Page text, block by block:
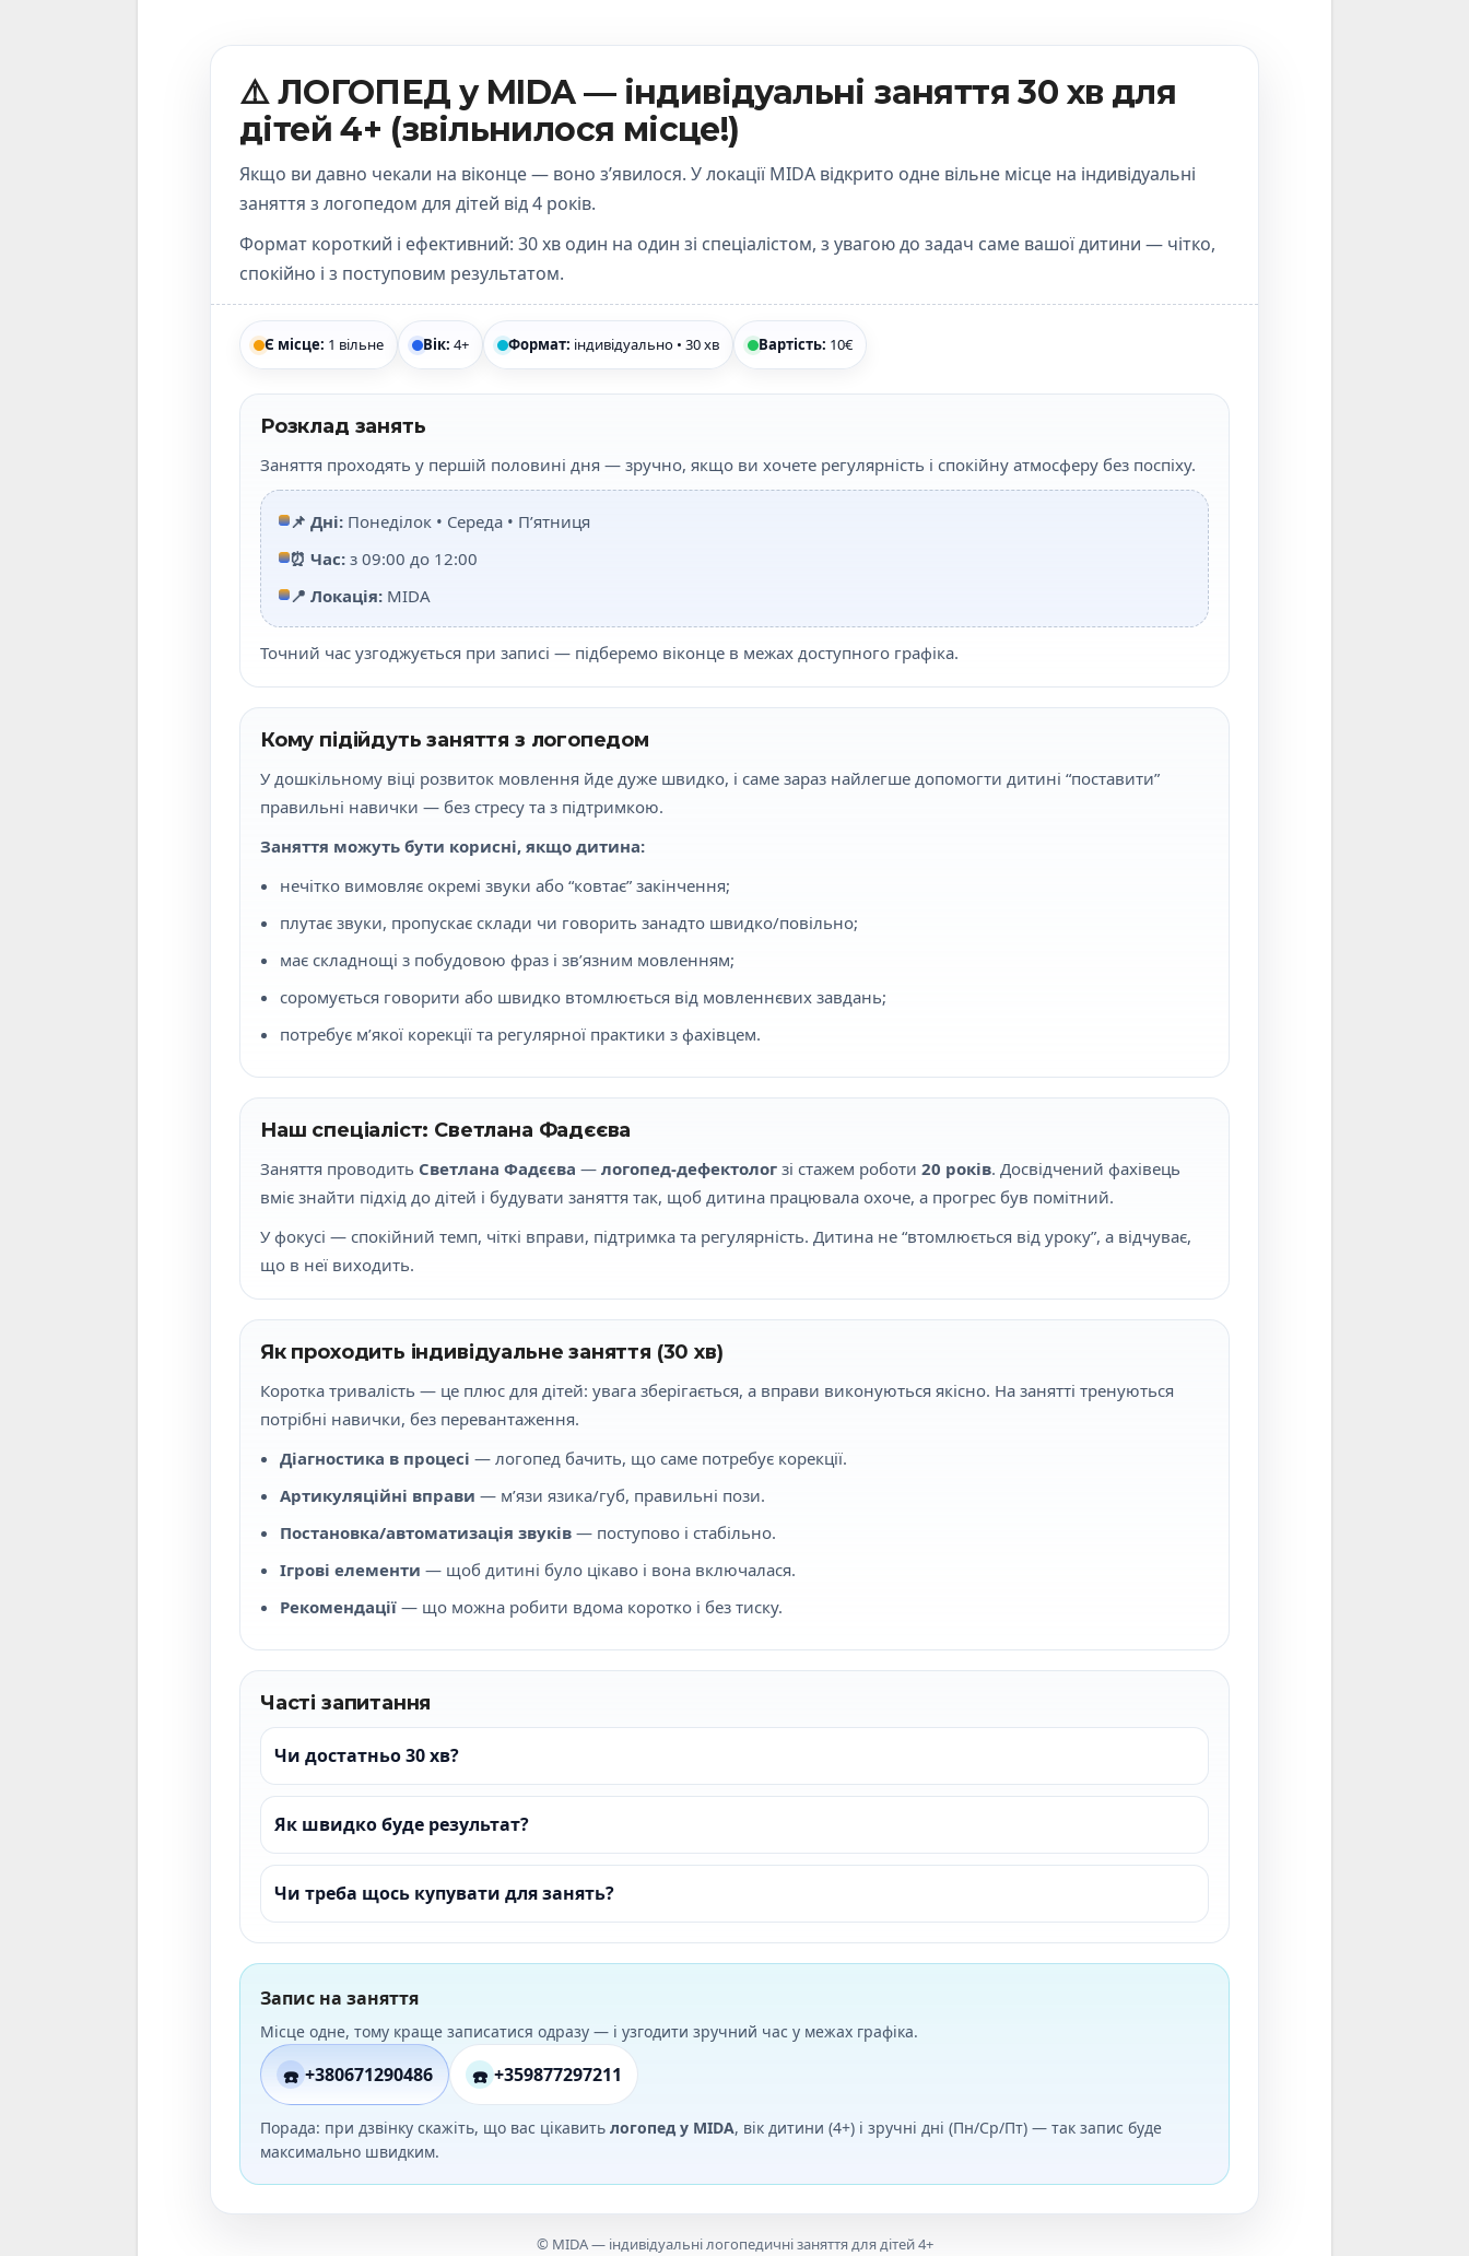
⚠️ ЛОГОПЕД у MIDA — індивідуальні заняття 30 хв для
дітей 4+ (звільнилося місце!)
Якщо ви давно чекали на віконце — воно з’явилося. У локаціїMIDA відкрито одне вільне місце на індивідуальні
заняття з логопедом для дітей від 4 років.
Формат короткий і ефективний: 30 хв один на один зі спеціалістом, з увагою до задач саме вашої дитини — чітко,
спокійно і з поступовим результатом.
Є місце: 1 вільне Вік: 4+ Формат: індивідуально • 30 хв Вартість: 10€
Розклад занять
Заняття проходять у першій половині дня — зручно, якщо ви хочете регулярність і спокійну атмосферу без поспіху.
📌 Дні: Понеділок • Середа • П’ятниця
⏰ Час: з 09:00 до 12:00
📍 Локація: MIDA
Точний час узгоджується при записі — підберемо віконце в межах доступного графіка.
Кому підійдуть заняття з логопедом
У дошкільному віці розвиток мовлення йде дуже швидко, і саме зараз найлегше допомогти дитині “поставити”
правильні навички — без стресу та з підтримкою.
Заняття можуть бути корисні, якщо дитина:
нечітко вимовляє окремі звуки або “ковтає” закінчення;
плутає звуки, пропускає склади чи говорить занадто швидко/повільно;
має складнощі з побудовою фраз і зв’язним мовленням;
соромується говорити або швидко втомлюється від мовленнєвих завдань;
потребує м’якої корекції та регулярної практики з фахівцем.
Наш спеціаліст: Светлана Фадєєва
Заняття проводить Светлана Фадєєва — логопед-дефектолог зі стажем роботи 20 років. Досвідчений фахівець
вміє знайти підхід до дітей і будувати заняття так, щоб дитина працювала охоче, а прогрес був помітний.
У фокусі — спокійний темп, чіткі вправи, підтримка та регулярність. Дитина не “втомлюється від уроку”, а відчуває,
що в неї виходить.
Як проходить індивідуальне заняття (30 хв)
Коротка тривалість — це плюс для дітей: увага зберігається, а вправи виконуються якісно. На занятті тренуються
потрібні навички, без перевантаження.
Діагностика в процесі — логопед бачить, що саме потребує корекції.
Артикуляційні вправи — м’язи язика/губ, правильні пози.
Постановка/автоматизація звуків — поступово і стабільно.
Ігрові елементи — щоб дитині було цікаво і вона включалася.
Рекомендації — що можна робити вдома коротко і без тиску.
Часті запитання
Чи достатньо 30 хв?
Як швидко буде результат?
Чи треба щось купувати для занять?
Запис на заняття
Місце одне, тому краще записатися одразу — і узгодити зручний час у межах графіка.
☎️ +380671290486 ☎️ +359877297211
Порада: при дзвінку скажіть, що вас цікавить логопед у MIDA, вік дитини (4+) і зручні дні (Пн/Ср/Пт) — так запис буде
максимально швидким.
© MIDA — індивідуальні логопедичні заняття для дітей 4+